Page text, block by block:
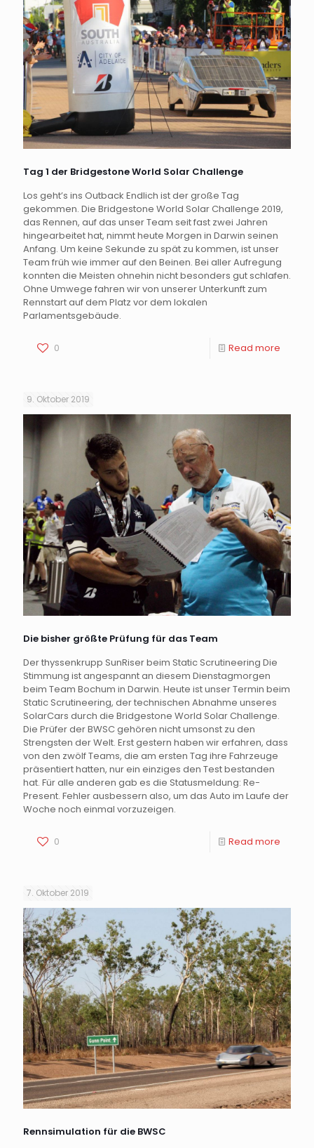
Tag 1 der Bridgestone World Solar Challenge
Los geht’s ins Outback Endlich ist der große Tag
gekommen. Die Bridgestone World Solar Challenge 2019,
das Rennen, auf das unser Team seit fast zwei Jahren
hingearbeitet hat, nimmt heute Morgen in Darwin seinen
Anfang. Um keine Sekunde zu spät zu kommen, ist unser
Team früh wie immer auf den Beinen. Bei aller Aufregung
konnten die Meisten ohnehin nicht besonders gut schlafen.
Ohne Umwege fahren wir von unserer Unterkunft zum
Rennstart auf dem Platz vor dem lokalen
Parlamentsgebäude.
0 Read more
9. Oktober 2019
Die bisher größte Prüfung für das Team
Der thyssenkrupp SunRiser beim Static Scrutineering Die
Stimmung ist angespannt an diesem Dienstagmorgen
beim Team Bochum in Darwin. Heute ist unser Termin beim
Static Scrutineering, der technischen Abnahme unseres
SolarCars durch die Bridgestone World Solar Challenge.
Die Prüfer der BWSC gehören nicht umsonst zu den
Strengsten der Welt. Erst gestern haben wir erfahren, dass
von den zwölf Teams, die am ersten Tag ihre Fahrzeuge
präsentiert hatten, nur ein einziges den Test bestanden
hat. Für alle anderen gab es die Statusmeldung: Re-
Present. Fehler ausbessern also, um das Auto im Laufe der
Woche noch einmal vorzuzeigen.
0 Read more
7. Oktober 2019
Rennsimulation für die BWSC